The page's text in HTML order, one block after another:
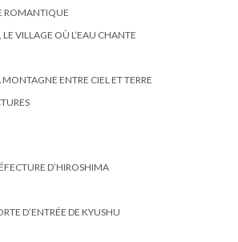
ROMANTIQUE
VILLAGE OÙ L’EAU CHANTE
ENTRE CIEL ET TERRE
D’HIROSHIMA
D’ENTRÉE DE KYUSHU